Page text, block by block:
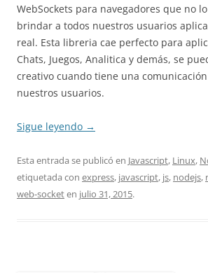
WebSockets para navegadores que no
brindar a todos nuestros usuarios
real. Esta libreria cae perfecto para
Chats, Juegos, Analitica y demás, se
creativo cuando tiene una
nuestros usuarios.
Sigue leyendo →
Esta entrada se publicó en Javascript, Linux,
etiquetada con express, javascript, js, nodejs,
web-socketen julio 31, 2015.